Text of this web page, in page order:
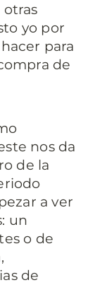
otras
yo por
para
de
nos da
de la
a ver
un
o de
de